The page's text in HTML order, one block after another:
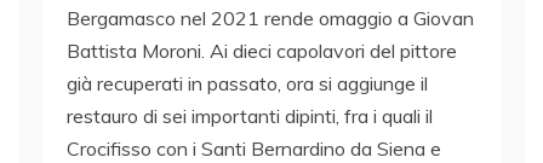
Bergamasco nel 2021 rende omaggio a Giovan
Battista Moroni. Ai dieci capolavori del pittore
già recuperati in passato, ora si aggiunge il
restauro di sei importanti dipinti, fra i quali il
Crocifisso con i Santi Bernardino da Siena e